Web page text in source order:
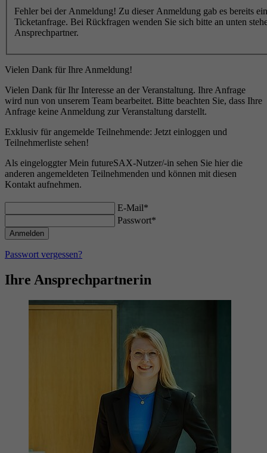
Fehler bei der Anmeldung! Zu dieser Anmeldung gab es bereits
Ticketanfrage. Bei Rückfragen wenden Sie sich bitte an unten
Ansprechpartner.
Vielen Dank für Ihre Anmeldung!
Vielen Dank für Ihr Interesse an der Veranstaltung. Ihre Anfrage
wird nun von unserem Team bearbeitet. Bitte beachten Sie, dass Ihre
Anfrage keine Anmeldung zur Veranstaltung darstellt.
Exklusiv für angemelde Teilnehmende: Jetzt einloggen und
Teilnehmerliste sehen!
Als eingeloggter Mein futureSAX-Nutzer/-in sehen Sie hier die
anderen angemeldeten Teilnehmenden und können mit diesen
Kontakt aufnehmen.
E-Mail*
Passwort*
Passwort vergessen?
Ihre Ansprechpartnerin